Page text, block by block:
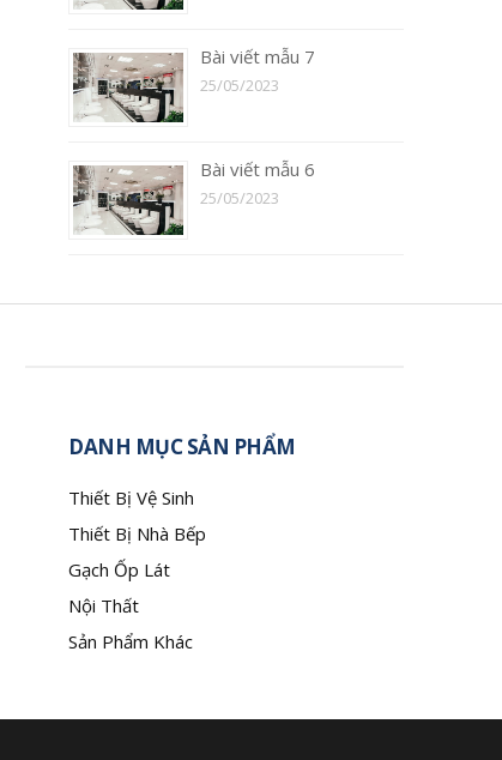
Bài viết mẫu 7
25/05/2023
Bài viết mẫu 6
25/05/2023
DANH MỤC SẢN PHẨM
Thiết Bị Vệ Sinh
Thiết Bị Nhà Bếp
Gạch Ốp Lát
Nội Thất
Sản Phẩm Khác